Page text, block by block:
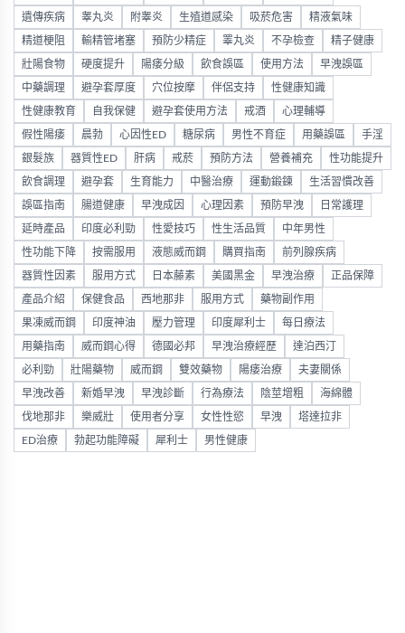
遺傳疾病 睾丸炎 附睾炎 生殖道感染 吸菸危害 精液氣味
精道梗阻 輸精管堵塞 預防少精症 睪丸炎 不孕檢查 精子健康
壯陽食物 硬度提升 陽痿分級 飲食誤區 使用方法 早洩誤區
中藥調理 避孕套厚度 穴位按摩 伴侶支持 性健康知識
性健康教育 自我保健 避孕套使用方法 戒酒 心理輔導
假性陽痿 晨勃 心因性ED 糖尿病 男性不育症 用藥誤區 手淫
銀髮族 器質性ED 肝病 戒菸 預防方法 營養補充 性功能提升
飲食調理 避孕套 生育能力 中醫治療 運動鍛鍊 生活習慣改善
誤區指南 腸道健康 早洩成因 心理因素 預防早洩 日常護理
延時產品 印度必利勁 性愛技巧 性生活品質 中年男性
性功能下降 按需服用 液態威而鋼 購買指南 前列腺疾病
器質性因素 服用方式 日本藤素 美國黑金 早洩治療 正品保障
產品介紹 保健食品 西地那非 服用方式 藥物副作用
果凍威而鋼 印度神油 壓力管理 印度犀利士 每日療法
用藥指南 威而鋼心得 德國必邦 早洩治療經歷 達泊西汀
必利勁 壯陽藥物 威而鋼 雙效藥物 陽痿治療 夫妻關係
早洩改善 新婚早洩 早洩診斷 行為療法 陰莖增粗 海綿體
伐地那非 樂威壯 使用者分享 女性性慾 早洩 塔達拉非
ED治療 勃起功能障礙 犀利士 男性健康